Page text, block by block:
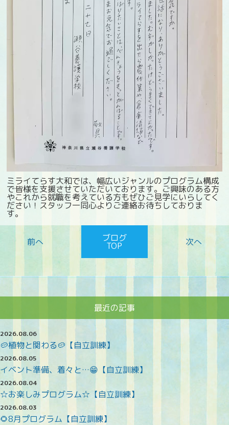
ミライてらす大和では、幅広いジャンルのプログラム構成
で皆様を支援させていただいております。ご興味のある方
やこれから就職を考えている方もぜひご見学にいらしてく
ださい！スタッフ一同心よりご連絡お待ちしておりま
す。
ブログ
TOP
最近の記事
2026.08.06
🥔植物と関わる🥔【自立訓練】
2026.08.05
イベント準備、着々と…😁【自立訓練】
2026.08.04
☆お楽しみプログラム☆【自立訓練】
2026.08.03
🌻8月プログラム【自立訓練】